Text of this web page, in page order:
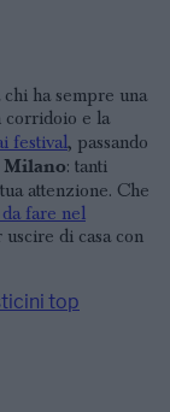
chi ha sempre una
corridoio e la
festival, passando
Milano: tanti
attenzione. Che
da fare nel
di casa con
top